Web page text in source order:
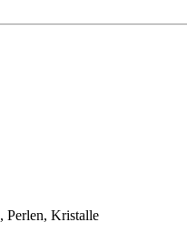
Perlen, Kristalle